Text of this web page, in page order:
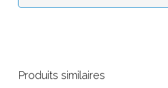
Produits similaires